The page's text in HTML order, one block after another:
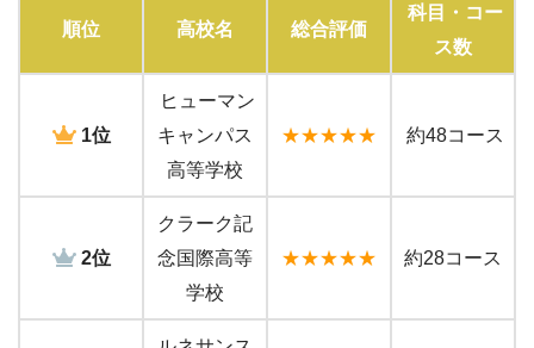
順位 高校名 総合評価
科目・コー
ス数
1位
ヒューマン
キャンパス
高等学校
★★★★★ 約48コース
2位
クラーク記
念国際高等
学校
★★★★★ 約28コース